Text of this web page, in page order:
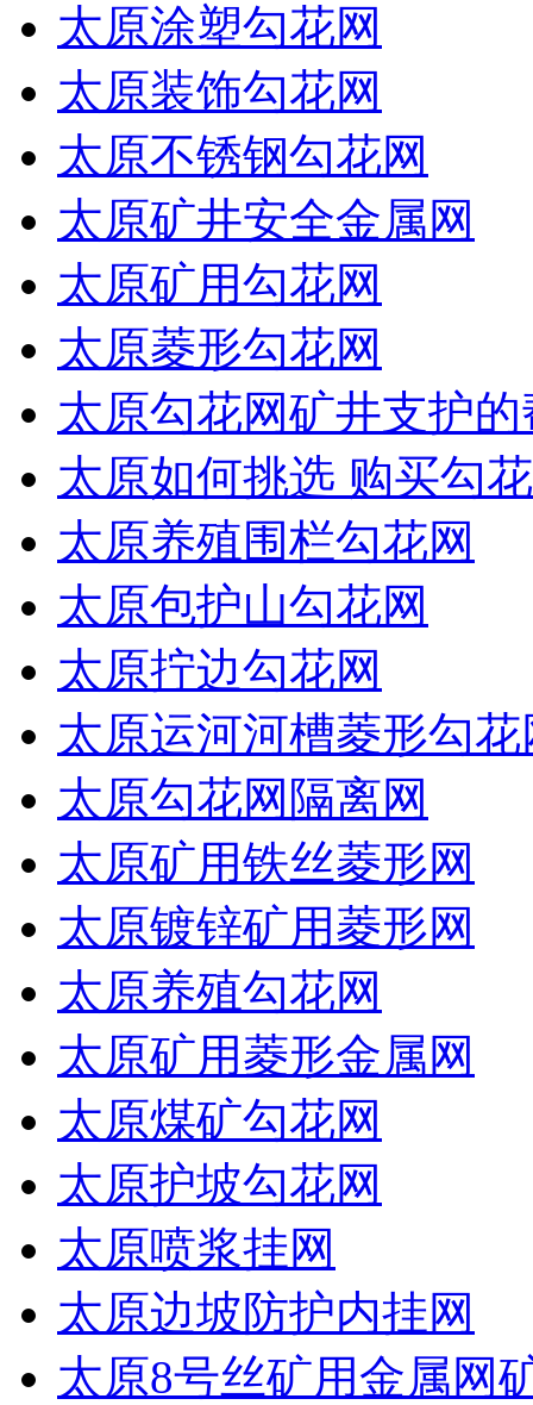
太原涂塑勾花网
太原装饰勾花网
太原不锈钢勾花网
太原矿井安全金属网
太原矿用勾花网
太原菱形勾花网
太原勾花网矿井支护的
太原如何挑选 购买勾
太原养殖围栏勾花网
太原包护山勾花网
太原拧边勾花网
太原运河河槽菱形勾花
太原勾花网隔离网
太原矿用铁丝菱形网
太原镀锌矿用菱形网
太原养殖勾花网
太原矿用菱形金属网
太原煤矿勾花网
太原护坡勾花网
太原喷浆挂网
太原边坡防护内挂网
太原8号丝矿用金属网